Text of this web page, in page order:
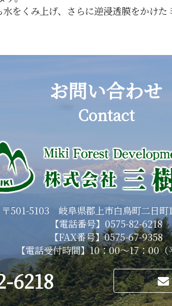
をくみ上げ、さらに逆浸透膜をかけた
お問い合わせ
Contact
〒501-5103 岐阜県郡上市白鳥町二日町
【電話番号】 0575-82-6218
【FAX番号】0575-67-9358
【電話受付時間】10：00～17：00（
6218